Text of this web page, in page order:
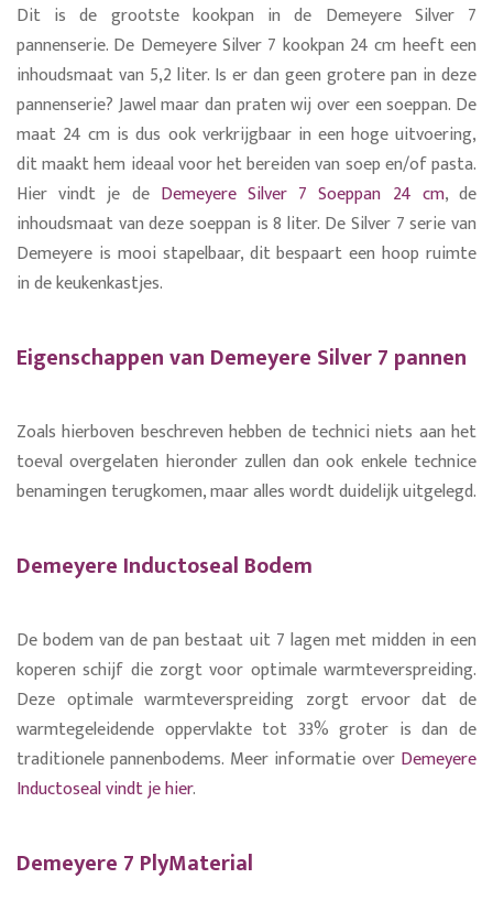
Dit is de grootste kookpan in de Demeyere Silver 7
pannenserie. De Demeyere Silver 7 kookpan 24 cm heeft een
inhoudsmaat van 5,2 liter. Is er dan geen grotere pan in deze
pannenserie? Jawel maar dan praten wij over een soeppan. De
maat 24 cm is dus ook verkrijgbaar in een hoge uitvoering,
dit maakt hem ideaal voor het bereiden van soep en/of pasta.
Hier vindt je de Demeyere Silver 7 Soeppan 24 cm, de
inhoudsmaat van deze soeppan is 8 liter. De Silver 7 serie van
Demeyere is mooi stapelbaar, dit bespaart een hoop ruimte
in de keukenkastjes.
Eigenschappen van Demeyere Silver 7 pannen
Zoals hierboven beschreven hebben de technici niets aan het
toeval overgelaten hieronder zullen dan ook enkele technice
benamingen terugkomen, maar alles wordt duidelijk uitgelegd.
Demeyere Inductoseal Bodem
De bodem van de pan bestaat uit 7 lagen met midden in een
koperen schijf die zorgt voor optimale warmteverspreiding.
Deze optimale warmteverspreiding zorgt ervoor dat de
warmtegeleidende oppervlakte tot 33% groter is dan de
traditionele pannenbodems. Meer informatie over Demeyere
Inductoseal vindt je hier.
Demeyere 7 PlyMaterial